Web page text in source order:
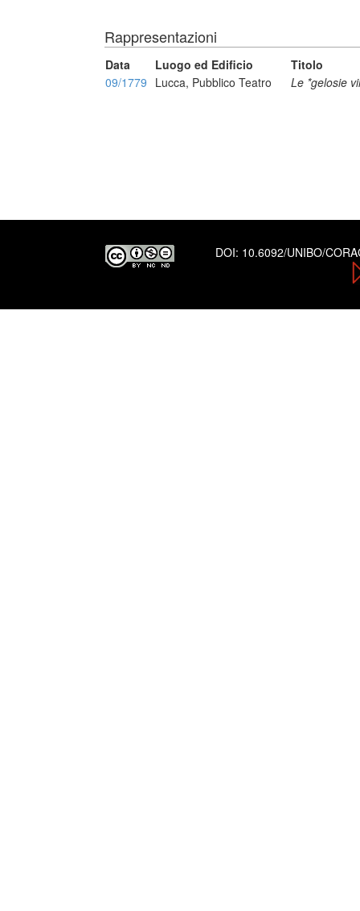
Rappresentazioni
Data Luogo ed Edificio
Titolo
09/1779 Lucca, Pubblico Teatro Le *gelosie
DOI: 10.6092/UNIBO/